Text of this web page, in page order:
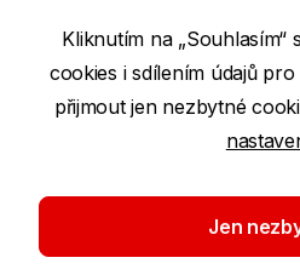
Prohlášení o přístupnosti
Podmínky používání
Nastavení cookies
Kliknutím na „Souhlasím“
cookies i sdílením údajů
přijmout jen nezbytné
Jen